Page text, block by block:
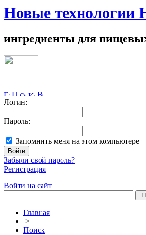
Новые технологии
ингредиенты для
Логин:
Пароль:
Запомнить меня на этом компьютере
Забыли свой пароль?
Регистрация
Войти на сайт
Главная
>
Поиск